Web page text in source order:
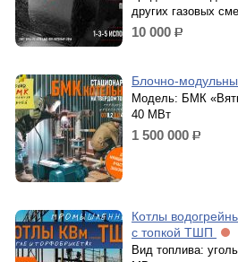
других газовых
10 000 р.
Блочно-
Модель: БМК
40 МВт
1 500 000 р.
Котлы
с топкой ТШП
Вид топлива: